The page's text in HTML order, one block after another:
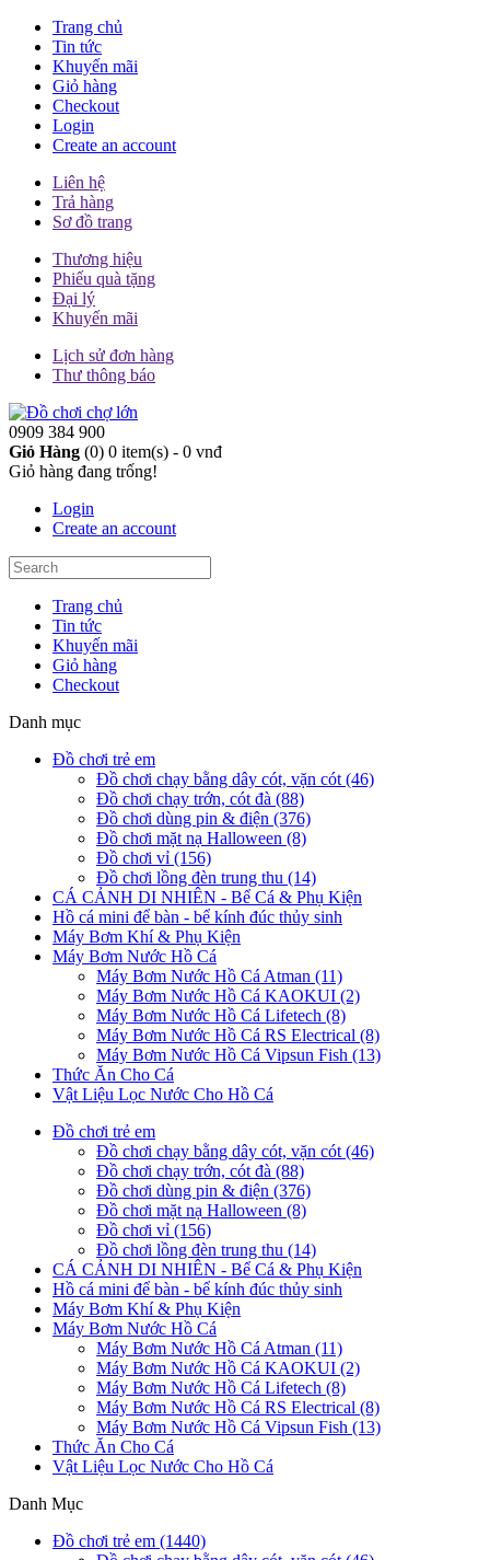
Trang chủ
Tin tức
Khuyến mãi
Giỏ hàng
Checkout
Login
Create an account
Liên hệ
Trả hàng
Sơ đồ trang
Thương hiệu
Phiếu quà tặng
Đại lý
Khuyến mãi
Lịch sử đơn hàng
Thư thông báo
0909 384 900
Giỏ Hàng (0) 0 item(s) - 0 vnđ
Giỏ hàng đang trống!
Login
Create an account
Trang chủ
Tin tức
Khuyến mãi
Giỏ hàng
Checkout
Danh mục
Đồ chơi trẻ em
Đồ chơi chạy bằng dây cót, vặn cót (46)
Đồ chơi chạy trớn, cót đà (88)
Đồ chơi dùng pin & điện (376)
Đồ chơi mặt nạ Halloween (8)
Đồ chơi vỉ (156)
Đồ chơi lồng đèn trung thu (14)
CÁ CẢNH DI NHIÊN - Bể Cá & Phụ Kiện
Hồ cá mini để bàn - bể kính đúc thủy sinh
Máy Bơm Khí & Phụ Kiện
Máy Bơm Nước Hồ Cá
Máy Bơm Nước Hồ Cá Atman (11)
Máy Bơm Nước Hồ Cá KAOKUI (2)
Máy Bơm Nước Hồ Cá Lifetech (8)
Máy Bơm Nước Hồ Cá RS Electrical (8)
Máy Bơm Nước Hồ Cá Vipsun Fish (13)
Thức Ăn Cho Cá
Vật Liệu Lọc Nước Cho Hồ Cá
Đồ chơi trẻ em
Đồ chơi chạy bằng dây cót, vặn cót (46)
Đồ chơi chạy trớn, cót đà (88)
Đồ chơi dùng pin & điện (376)
Đồ chơi mặt nạ Halloween (8)
Đồ chơi vỉ (156)
Đồ chơi lồng đèn trung thu (14)
CÁ CẢNH DI NHIÊN - Bể Cá & Phụ Kiện
Hồ cá mini để bàn - bể kính đúc thủy sinh
Máy Bơm Khí & Phụ Kiện
Máy Bơm Nước Hồ Cá
Máy Bơm Nước Hồ Cá Atman (11)
Máy Bơm Nước Hồ Cá KAOKUI (2)
Máy Bơm Nước Hồ Cá Lifetech (8)
Máy Bơm Nước Hồ Cá RS Electrical (8)
Máy Bơm Nước Hồ Cá Vipsun Fish (13)
Thức Ăn Cho Cá
Vật Liệu Lọc Nước Cho Hồ Cá
Danh Mục
Đồ chơi trẻ em (1440)